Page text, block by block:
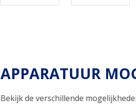
APPARATUUR
Bekijk de verschillende